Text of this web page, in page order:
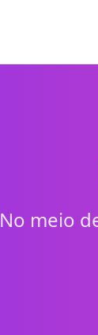
No meio